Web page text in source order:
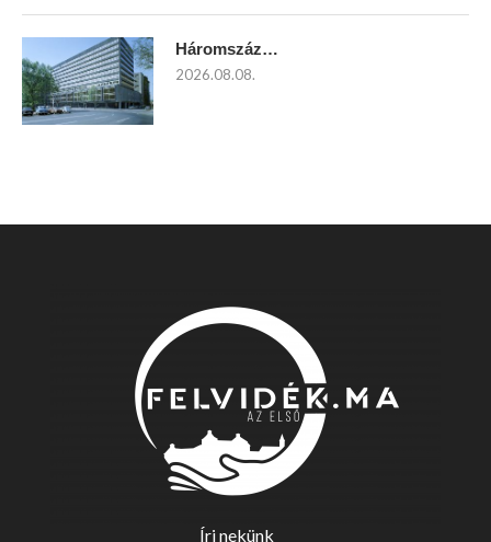
Háromszáz…
2026.08.08.
Írj nekünk